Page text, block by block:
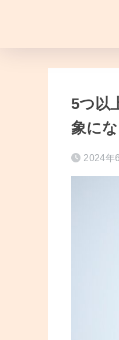
5つ以
象に
2024年